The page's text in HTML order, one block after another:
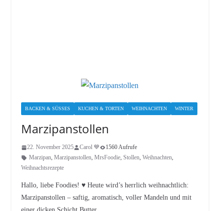
BACKEN & SÜSSES KUCHEN & TORTEN WEIHNACHTEN WINTER
Marzipanstollen
22. November 2025 Carol 💙
1560 Aufrufe
Marzipan, Marzipanstollen, MrsFoodie, Stollen, Weihnachten,
Weihnachtsrezepte
Hallo, liebe Foodies! ♥︎ Heute wird’s herrlich weihnachtlich:
Marzipanstollen – saftig, aromatisch, voller Mandeln und mit